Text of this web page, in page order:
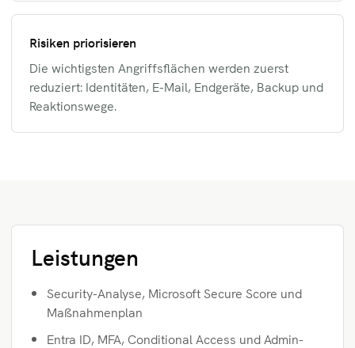
Risiken priorisieren
Die wichtigsten Angriffsflächen werden zuerst
reduziert: Identitäten, E-Mail, Endgeräte, Backup und
Reaktionswege.
Leistungen
Security-Analyse, Microsoft Secure Score und
Maßnahmenplan
Entra ID, MFA, Conditional Access und Admin-